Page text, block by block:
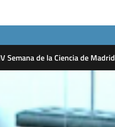
Semana de la Ciencia de Madrid